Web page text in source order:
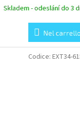
Skladem - odeslání do 3
Nel
Codice: EXT34-